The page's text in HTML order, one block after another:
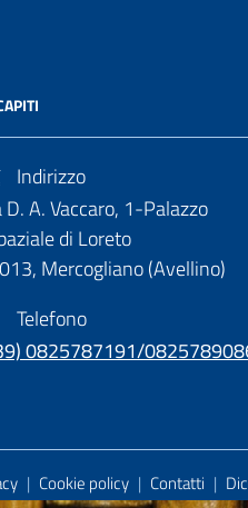
Indirizzo
D. A. Vaccaro, 1-Palazzo
di Loreto
Mercogliano (Avellino)
Telefono
0825787191/
Links
| Cookie policy | Contatti |